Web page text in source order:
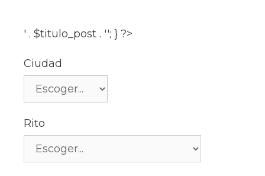
' . $titulo_post . ''; } ?>
Ciudad
Rito